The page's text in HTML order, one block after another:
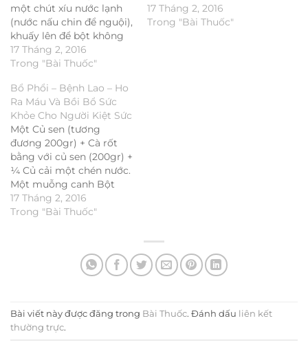
một chút xíu nước lạnh
(nước nấu chin để nguội),
khuấy lên để bột không
bị ốc trâu rồi mới cho
một bát nước sôi vào,
là chín. Nếu bột chưa
trong thì cho vào nồi…
17 Tháng 2, 2016
Trong "Bài Thuốc"
Denti lên. Uống nước Trà
đậu đỏ rang và Gạo lứt
17 Tháng 2, 2016
Trong "Bài Thuốc"
Bổ Phổi – Bệnh Lao – Ho
Ra Máu Và Bồi Bổ Sức
Khỏe Cho Người Kiệt Sức
Một Củ sen (tương
đương 200gr) + Cà rốt
bằng với củ sen (200gr) +
¼ Củ cải một chén nước.
Một muỗng canh Bột
trắng 20gr (nhiều củ cải
trắng sẽ bị đau thận) + 1
17 Tháng 2, 2016
Trong "Bài Thuốc"
Bài viết này được đăng trong Bài Thuốc. Đánh dấu liên kết
thường trực.